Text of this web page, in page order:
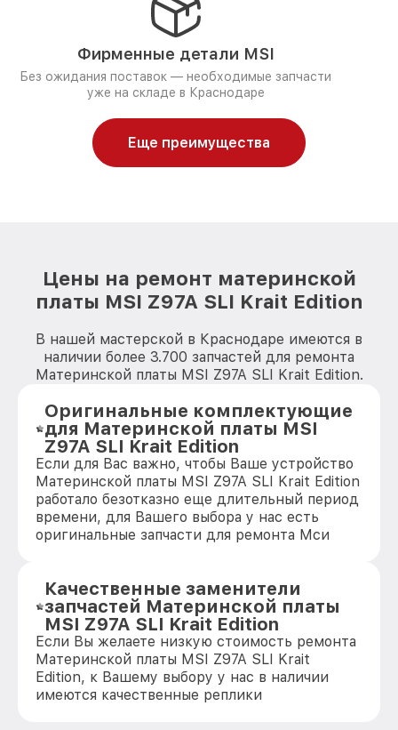
Фирменные детали MSI
Без ожидания поставок — необходимые запчасти
уже на складе в Краснодаре
Еще преимущества
Цены на ремонт материнской
платы MSI Z97A SLI Krait Edition
В нашей мастерской в Краснодаре имеются в
наличии более 3.700 запчастей для ремонта
Материнской платы MSI Z97A SLI Krait Edition.
Оригинальные комплектующие
для Материнской платы MSI
Z97A SLI Krait Edition
Если для Вас важно, чтобы Ваше устройство
Материнской платы MSI Z97A SLI Krait Edition
работало безотказно еще длительный период
времени, для Вашего выбора у нас есть
оригинальные запчасти для ремонта Мси
Качественные заменители
запчастей Материнской платы
MSI Z97A SLI Krait Edition
Если Вы желаете низкую стоимость ремонта
Материнской платы MSI Z97A SLI Krait
Edition, к Вашему выбору у нас в наличии
имеются качественные реплики